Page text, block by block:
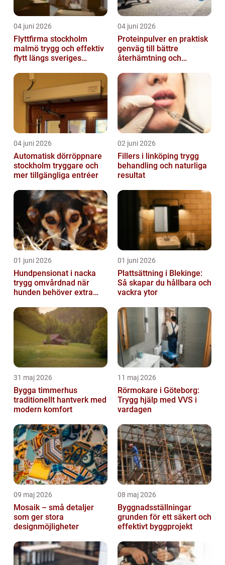
04 juni 2026
Flyttfirma stockholm
malmö trygg och effektiv
flytt längs sveriges
04 juni 2026
Proteinpulver en praktisk
genväg till bättre
återhämtning och
04 juni 2026
Automatisk dörröppnare
stockholm tryggare och
mer tillgängliga entréer
02 juni 2026
Fillers i linköping trygg
behandling och naturliga
resultat
01 juni 2026
Hundpensionat i nacka
trygg omvårdnad när
hunden behöver extra
01 juni 2026
Plattsättning i Blekinge:
Så skapar du hållbara och
vackra ytor
31 maj 2026
Bygga timmerhus
traditionellt hantverk med
modern komfort
11 maj 2026
Rörmokare i Göteborg:
Trygg hjälp med VVS i
vardagen
09 maj 2026
Mosaik – små detaljer
som ger stora
designmöjligheter
08 maj 2026
Byggnadsställningar
grunden för ett säkert och
effektivt byggprojekt